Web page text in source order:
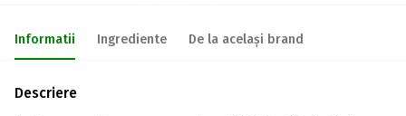
Informatii Ingrediente De la același brand
Descriere